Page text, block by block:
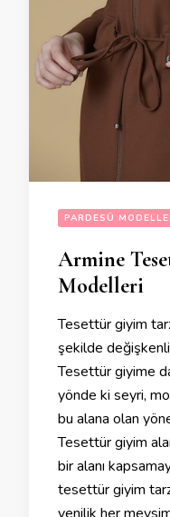
PARDESÜ
Armine
Modelleri
Tesettür giyim
şekilde
Tesettür giyime
yönde ki seyri,
bu alana olan
Tesettür giyim
bir alanı
tesettür giyim
yenilik her